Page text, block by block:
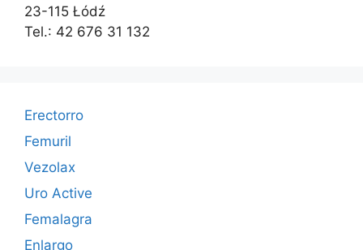
23-115 Łódź
Tel.: 42 676 31 132
Erectorro
Femuril
Vezolax
Uro Active
Femalagra
Enlargo